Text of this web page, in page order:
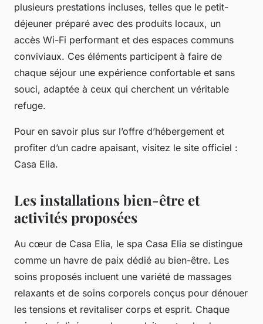
plusieurs prestations incluses, telles que le petit-
déjeuner préparé avec des produits locaux, un
accès Wi-Fi performant et des espaces communs
conviviaux. Ces éléments participent à faire de
chaque séjour une expérience confortable et sans
souci, adaptée à ceux qui cherchent un véritable
refuge.
Pour en savoir plus sur l’offre d’hébergement et
profiter d’un cadre apaisant, visitez le site officiel :
Casa Elia.
Les installations bien-être et
activités proposées
Au cœur de Casa Elia, le spa Casa Elia se distingue
comme un havre de paix dédié au bien-être. Les
soins proposés incluent une variété de massages
relaxants et de soins corporels conçus pour dénouer
les tensions et revitaliser corps et esprit. Chaque